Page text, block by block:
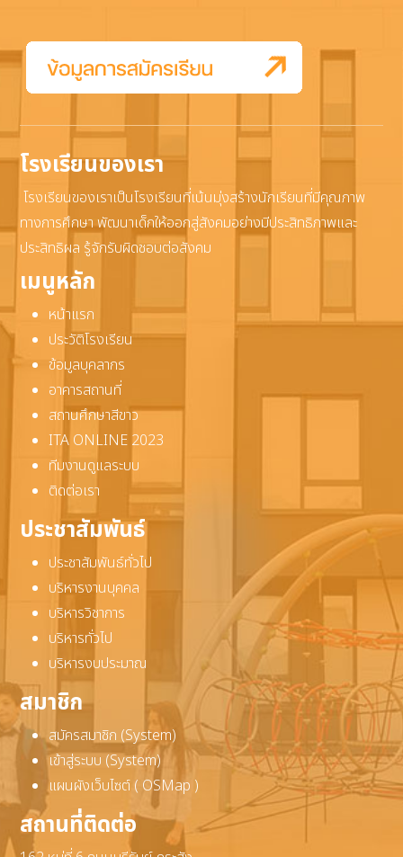
โรงเรียนของเรา
โรงเรียนของเราเป็นโรงเรียนที่เน้นมุ่งสร้างนักเรียนที่มีคุณภาพ
ทางการศึกษา พัฒนาเด็กให้ออกสู่สังคมอย่างมีประสิทธิภาพและ
ประสิทธิผล รู้จักรับผิดชอบต่อสังคม
เมนูหลัก
หน้าแรก
ประวัติโรงเรียน
ข้อมูลบุคลากร
อาคารสถานที่
สถานศึกษาสีขาว
ITA ONLINE 2023
ทีมงานดูแลระบบ
ติดต่อเรา
ประชาสัมพันธ์
ประชาสัมพันธ์ทั่วไป
บริหารงานบุคคล
บริหารวิชาการ
บริหารทั่วไป
บริหารงบประมาณ
สมาชิก
สมัครสมาชิก (System)
เข้าสู่ระบบ (System)
แผนผังเว็บไซต์ ( OSMap )
สถานที่ติดต่อ